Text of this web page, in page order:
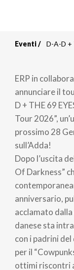
di
pane
Eventi D-A-D +
ERP in
annunciare il
D + THE 69
Tour 2026”,
prossimo 28
sull’Adda!
Dopo l’uscita
Of Darkness”
anniversario,
acclamato dalla
danese sta
con i padrini
per il
ottimi riscontri